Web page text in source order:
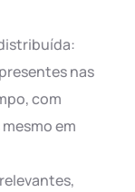
nas
com
em